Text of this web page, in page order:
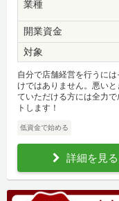
業種
開業資金
対象
自分で店舗経営を行うに
けではありません。悪い
ていただける方には全力
トします！
低資金で始める
詳細を見る